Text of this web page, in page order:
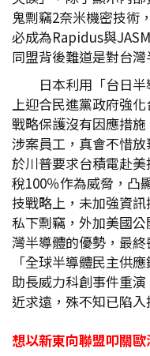
鬼剽竊2奈米機密技術
必成為Rapidus與
同盟背後難道是對台
日本利用「台日
上迎合民進黨政府強
戰略保護沒有因應措
涉案員工，真會不惜
於川普要求台積電赴
稅100％作為威脅，凸
技戰略上，未加強資
私下剽竊，外加美國
灣半導體的優勢，最
「全球半導體民主供
助長威力科創事件重
近求遠，殊不知已陷
想以新東向聯盟叩關歐